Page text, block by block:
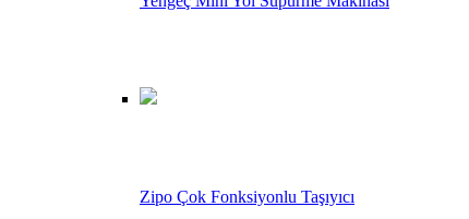
Zipo Çok Fonksiyonlu Taşıyıcı